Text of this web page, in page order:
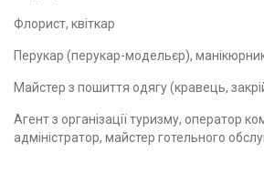
Флорист, квіткар
Перукар (перукар-модельєр),
Майстер з пошиття одягу (кравець,
Агент з організації туризму, оператор
адміністратор, майстер готельного